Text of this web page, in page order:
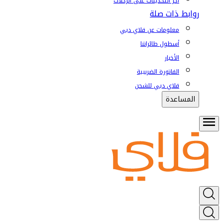
روابط ذات صلة
معلومات عن فلاي دبي
أسطول طائراتنا
الأخبار
الفاتورة الضريبية
فلاي دبي للشحن
المساعدة